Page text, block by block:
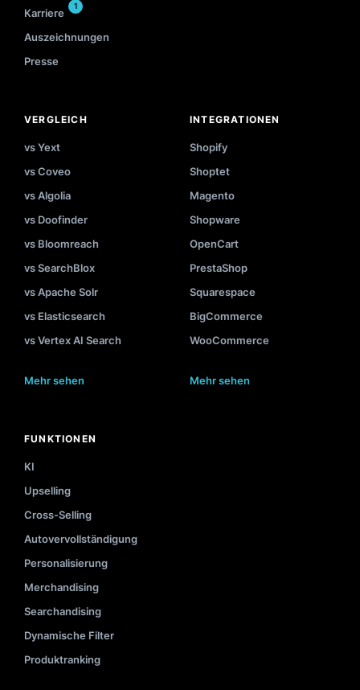
Karriere
1
Auszeichnungen
Presse
VERGLEICH
vs Yext
vs Coveo
vs Algolia
vs Doofinder
vs Bloomreach
vs SearchBlox
vs Apache Solr
vs Elasticsearch
vs Vertex AI Search
Mehr sehen
INTEGRATIONEN
Shopify
Shoptet
Magento
Shopware
OpenCart
PrestaShop
Squarespace
BigCommerce
WooCommerce
Mehr sehen
FUNKTIONEN
KI
Upselling
Cross-Selling
Autovervollständigung
Personalisierung
Merchandising
Searchandising
Dynamische Filter
Produktranking